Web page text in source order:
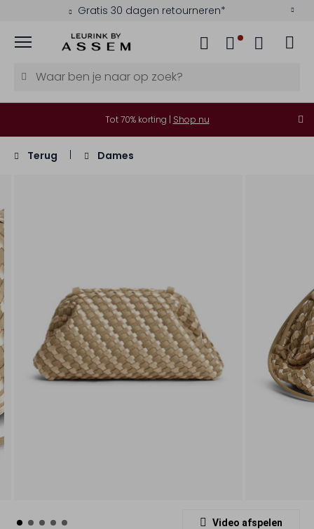
Gratis 30 dagen retourneren*
Menu
Tot 70% korting | Shop nu
Terug Dames
Video afspelen